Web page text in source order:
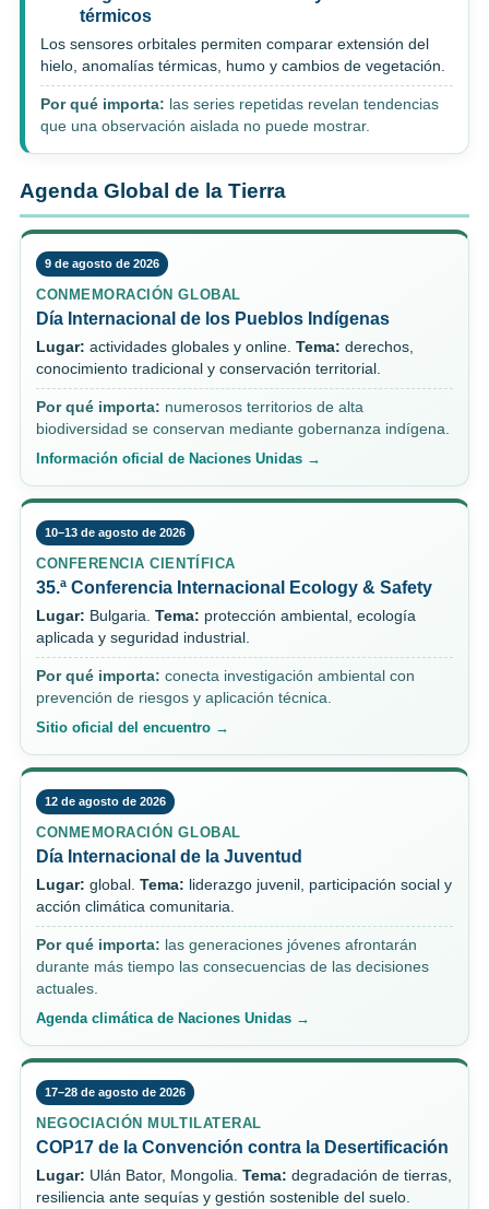
térmicos
Los sensores orbitales permiten comparar extensión del
hielo, anomalías térmicas, humo y cambios de vegetación.
Por qué importa: las series repetidas revelan tendencias
que una observación aislada no puede mostrar.
Agenda Global de la Tierra
9 de agosto de 2026
CONMEMORACIÓN GLOBAL
Día Internacional de los Pueblos Indígenas
Lugar: actividades globales y online. Tema: derechos,
conocimiento tradicional y conservación territorial.
Por qué importa: numerosos territorios de alta
biodiversidad se conservan mediante gobernanza indígena.
Información oficial de Naciones Unidas →
10–13 de agosto de 2026
CONFERENCIA CIENTÍFICA
35.ª Conferencia Internacional Ecology & Safety
Lugar: Bulgaria. Tema: protección ambiental, ecología
aplicada y seguridad industrial.
Por qué importa: conecta investigación ambiental con
prevención de riesgos y aplicación técnica.
Sitio oficial del encuentro →
12 de agosto de 2026
CONMEMORACIÓN GLOBAL
Día Internacional de la Juventud
Lugar: global. Tema: liderazgo juvenil, participación social y
acción climática comunitaria.
Por qué importa: las generaciones jóvenes afrontarán
durante más tiempo las consecuencias de las decisiones
actuales.
Agenda climática de Naciones Unidas →
17–28 de agosto de 2026
NEGOCIACIÓN MULTILATERAL
COP17 de la Convención contra la Desertificación
Lugar: Ulán Bator, Mongolia. Tema: degradación de tierras,
resiliencia ante sequías y gestión sostenible del suelo.